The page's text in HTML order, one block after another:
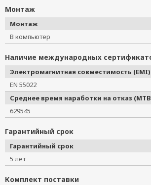
Монтаж
Монтаж
В компьютер
Наличие международных
Электромагнитная совместимость (EMI)
EN 55022
Среднее время наработки на отказ
629545
Гарантийный срок
Гарантийный срок
5 лет
Комплект поставки